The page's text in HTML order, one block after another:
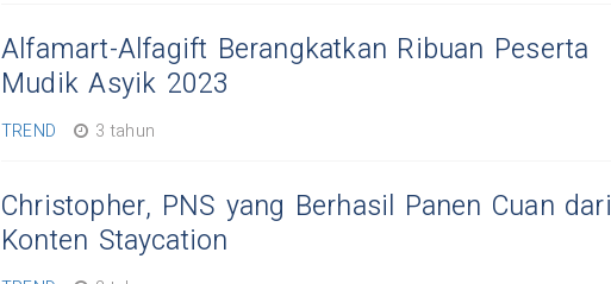
Alfamart-Alfagift Berangkatkan Ribuan Peserta
Mudik Asyik 2023
TREND 3 tahun
Christopher, PNS yang Berhasil Panen Cuan dari
Konten Staycation